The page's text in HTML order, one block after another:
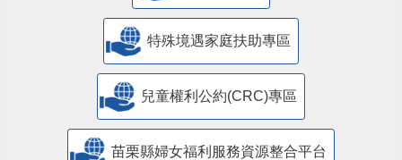
特殊境遇家庭扶助專區
兒童權利公約(CRC)專區
苗栗縣婦女福利服務資源整合平台